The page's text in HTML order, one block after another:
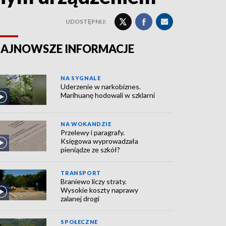
UDOSTĘPNIJ:
INFORMACJE
NA SYGNALE
Uderzenie w narkobiznes.
Marihuanę hodowali w szklarni
NA WOKANDZIE
Przelewy i paragrafy.
Księgowa wyprowadzała
pieniądze ze szkół?
TRANSPORT
Braniewo liczy straty.
Wysokie koszty naprawy
zalanej drogi
SPOŁECZNE